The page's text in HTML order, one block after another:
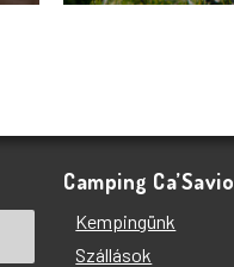
Camping Ca’Savio
Kempingünk
Szállások